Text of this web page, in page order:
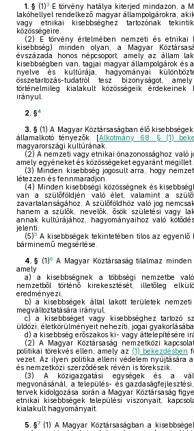
1. § (1)3 E törvény hatálya kiterjed mindazon, a
lakóhellyel rendelkező magyar állampolgárokra,
vagy etnikai kisebbséghez tartozónak
közösségeire.
(2) E törvény értelmében nemzeti és etnikai
kisebbség) minden olyan, a Magyar
évszázada honos népcsoport, amely az állam
kisebbségben van, tagjai magyar állampolgárok és
nyelve és kultúrája, hagyományai
összetartozás-tudatról tesz bizonyságot,
történelmileg kialakult közösségeik érdekeinek
irányul.
2. §4
3. § (1) A Magyar Köztársaságban élő
államalkotó tényezők. [Alkotmány 68. § (1)
magyarországi kultúrának.
(2) A nemzeti vagy etnikai önazonossághoz való
amely egyéneket és közösségeket egyaránt megillet.
(3) Minden kisebbség jogosult arra, hogy
létezzen és fennmaradjon.
(4) Minden kisebbségi közösségnek és
van a szülőföldjén való élet, valamint a
zavartalanságához. A szülőföldhöz való jog
hanem a szülők, nevelők, ősök születési vagy
annak kultúrájához, hagyományaihoz való
jelenti.
(5)5 A kisebbségek tekintetében tilos az egyenlő
bárminemű megsértése.
4. § (1)6A Magyar Köztársaság tilalmaz minden
amely
a) a kisebbségnek a többségi nemzetbe
nemzetből történő kirekesztését, illetőleg
eredményezi,
b) a kisebbségek által lakott területek
megváltoztatására irányul,
c) a kisebbséget vagy kisebbséghez tartozó
üldözi, életkörülményeit nehezíti, jogai
d) a kisebbség erőszakos ki- vagy áttelepítésére
(2) A Magyar Köztársaság nemzetközi
politikai törekvés ellen, amely az (1) bekezdésben
vezet. Az ilyen politika elleni védelem nyújtására
és nemzetközi szerződések révén is törekszik.
(3) A közigazgatási egységek és a
megvonásánál, a település- és
tervek kidolgozása során a Magyar Köztársaság
etnikai kisebbségek települési viszonyait,
kialakult hagyományait.
5. §7 (1) A Magyar Köztársaságban a